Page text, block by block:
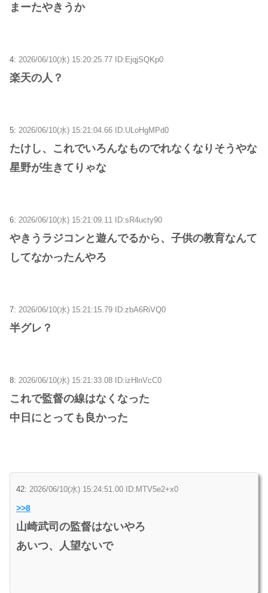
まーたやきうか
4: 2026/06/10(水) 15:20:25.77 ID:EjqjSQKp0
楽天の人？
5: 2026/06/10(水) 15:21:04.66 ID:ULoHgMPd0
たけし、これでいろんなものでれなくなりそうやな
星野が生きてりゃな
6: 2026/06/10(水) 15:21:09.11 ID:sR4ucty90
やきうラジコンと遊んでるから、子供の教育なんて
してなかったんやろ
7: 2026/06/10(水) 15:21:15.79 ID:zbA6RiVQ0
半グレ？
8: 2026/06/10(水) 15:21:33.08 ID:izHlnVcC0
これで監督の線はなくなった
中日にとっても良かった
42: 2026/06/10(水) 15:24:51.00 ID:MTV5e2+x0
>>8
山崎武司の監督はないやろ
あいつ、人望ないで